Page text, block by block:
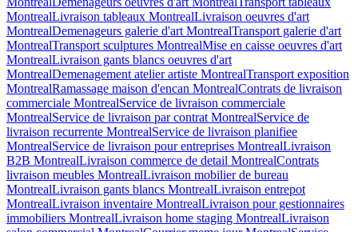
MontrealLivraison tableaux MontrealLivraison oeuvres d'art
MontrealDemenageurs galerie d'art MontrealTransport galerie d'art
MontrealTransport sculptures MontrealMise en caisse oeuvres d'art
MontrealLivraison gants blancs oeuvres d'art
MontrealDemenagement atelier artiste MontrealTransport exposition
MontrealRamassage maison d'encan MontrealContrats de livraison
commerciale MontrealService de livraison commerciale
MontrealService de livraison par contrat MontrealService de
livraison recurrente MontrealService de livraison planifiee
MontrealService de livraison pour entreprises MontrealLivraison
B2B MontrealLivraison commerce de detail MontrealContrats
livraison meubles MontrealLivraison mobilier de bureau
MontrealLivraison gants blancs MontrealLivraison entrepot
MontrealLivraison inventaire MontrealLivraison pour gestionnaires
immobiliers MontrealLivraison home staging MontrealLivraison